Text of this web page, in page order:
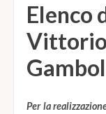
Elenco
Per la